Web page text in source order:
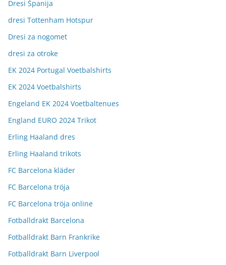
Dresi Španija
dresi Tottenham Hotspur
Dresi za nogomet
dresi za otroke
EK 2024 Portugal Voetbalshirts
EK 2024 Voetbalshirts
Engeland EK 2024 Voetbaltenues
England EURO 2024 Trikot
Erling Haaland dres
Erling Haaland trikots
FC Barcelona kläder
FC Barcelona tröja
FC Barcelona tröja online
Fotballdrakt Barcelona
Fotballdrakt Barn Frankrike
Fotballdrakt Barn Liverpool